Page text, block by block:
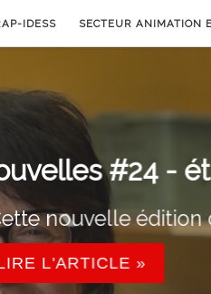
IDESS SECTEUR ANIMATION
#24 -
nouvelle
L'ARTICLE »